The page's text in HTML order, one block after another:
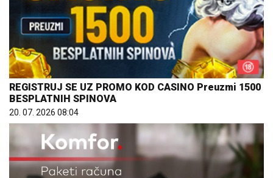
REGISTRUJ SE UZ PROMO KOD CASINO Preuzmi 1500
BESPLATNIH SPINOVA
20. 07. 2026 08:04